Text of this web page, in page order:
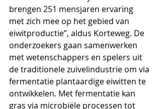
brengen 251 mensjaren ervaring
met zich mee op het gebied van
eiwitproductie”, aldus Korteweg. De
onderzoekers gaan samenwerken
met wetenschappers en spelers uit
de traditionele zuivelindustrie om via
fermentatie plantaardige eiwitten te
ontwikkelen. Met fermentatie kan
gras via microbiële processen tot